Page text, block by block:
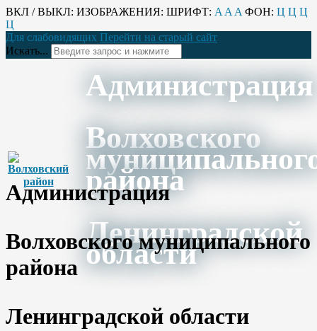
ВКЛ / ВЫКЛ: ИЗОБРАЖЕНИЯ: ШРИФТ: A A A ФОН: Ц Ц Ц
Ц
Для слабовидящих Перейти на старый сайт
Искать...
Администрация
Волховского
района
Ленинградской
области
Администрация
Волховского муниципального
района
Ленинградской области